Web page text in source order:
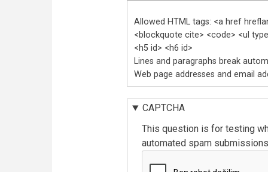
Allowed HTML tags: <a href
<blockquote cite> <code> <ul
<h5 id> <h6 id>
Lines and paragraphs break
Web page addresses and email
CAPTCHA
This question is for testing
automated spam